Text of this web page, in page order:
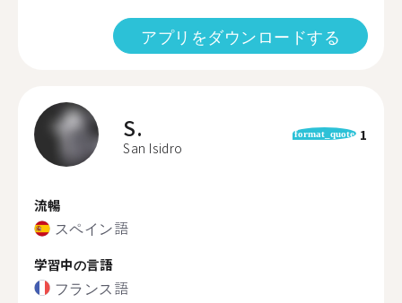
アプリをダウンロードする
S.
San Isidro
format_quote 1
流暢
スペイン語
学習中の言語
フランス語